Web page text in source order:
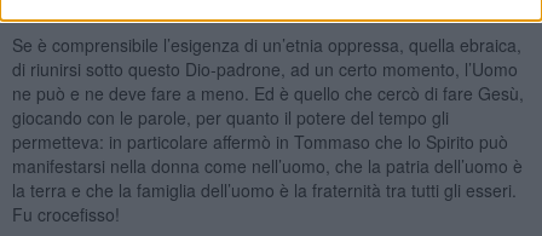
Se è comprensibile l’esigenza di un’etnia oppressa, quella ebraica,
di riunirsi sotto questo Dio-padrone, ad un certo momento, l’Uomo
ne può e ne deve fare a meno. Ed è quello che cercò di fare Gesù,
giocando con le parole, per quanto il potere del tempo gli
permetteva: in particolare affermò in Tommaso che lo Spirito può
manifestarsi nella donna come nell’uomo, che la patria dell’uomo è
la terra e che la famiglia dell’uomo è la fraternità tra tutti gli esseri.
Fu crocefisso!